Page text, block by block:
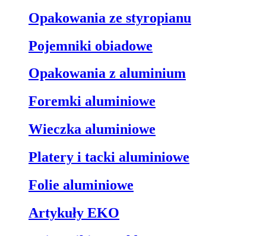
Opakowania ze styropianu
Pojemniki obiadowe
Opakowania z aluminium
Foremki aluminiowe
Wieczka aluminiowe
Platery i tacki aluminiowe
Folie aluminiowe
Artykuły EKO